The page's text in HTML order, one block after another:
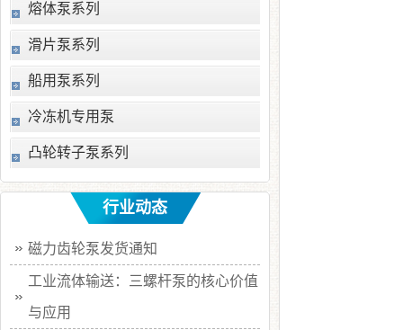
熔体泵系列
滑片泵系列
船用泵系列
冷冻机专用泵
凸轮转子泵系列
行业动态
磁力齿轮泵发货通知
工业流体输送：三螺杆泵的核心价值
与应用